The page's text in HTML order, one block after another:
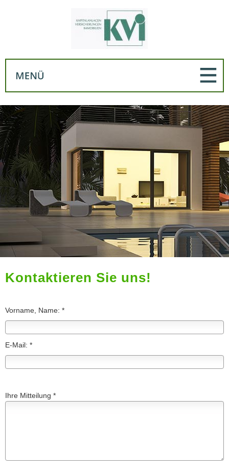
Kontaktieren Sie uns!
Vorname, Name: *
E-Mail: *
Ihre Mitteilung *